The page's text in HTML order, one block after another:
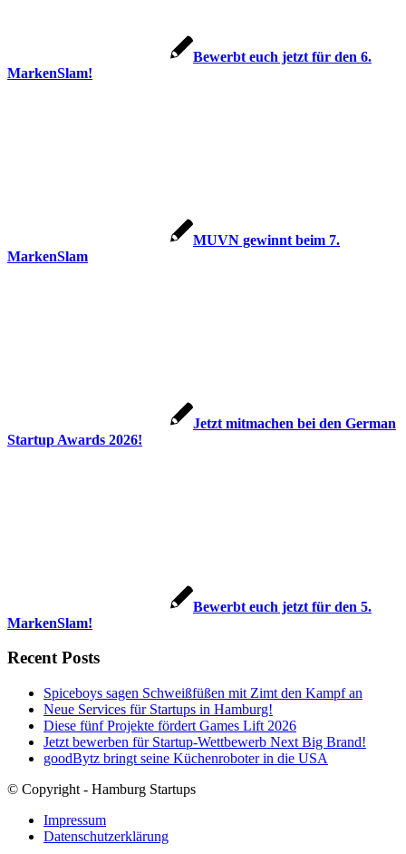
Bewerbt euch jetzt für den 6.
MarkenSlam!
MUVN gewinnt beim 7.
MarkenSlam
Jetzt mitmachen bei den German
Startup Awards 2026!
Bewerbt euch jetzt für den 5.
MarkenSlam!
Recent Posts
Spiceboys sagen Schweißfüßen mit Zimt den Kampf an
Neue Services für Startups in Hamburg!
Diese fünf Projekte fördert Games Lift 2026
Jetzt bewerben für Startup-Wettbewerb Next Big Brand!
goodBytz bringt seine Küchenroboter in die USA
© Copyright - Hamburg Startups
Impressum
Datenschutzerklärung